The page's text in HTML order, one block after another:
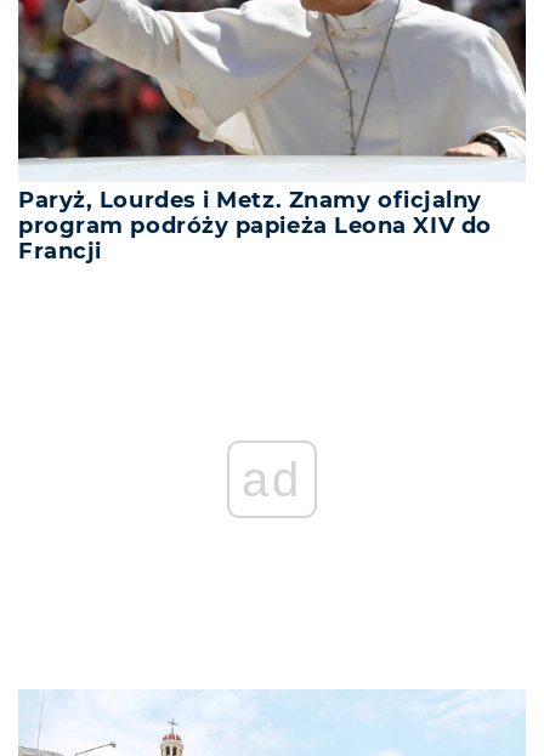
Paryż, Lourdes i Metz. Znamy oficjalny
program podróży papieża Leona XIV do
Francji
ad